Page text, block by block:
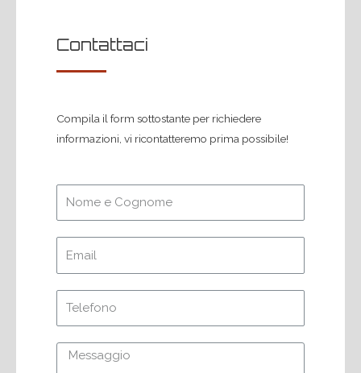
Contattaci
Compila il form sottostante per richiedere
informazioni, vi ricontatteremo prima possibile!